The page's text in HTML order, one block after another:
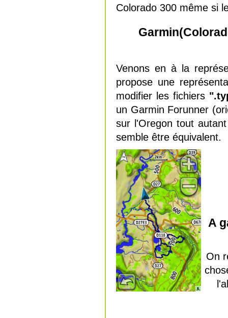
Colorado 300 même si
Venons en à la
propose une
modifier les fichiers
un Garmin Forunner
sur l'Oregon tout
semble être équivalent.
A
On